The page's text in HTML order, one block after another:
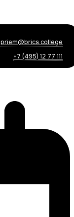
priem@brics.college
+7 (495) 12 77 111